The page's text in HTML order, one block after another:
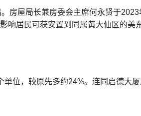
房屋局长兼房委会主席何永贤于
响居民可获安置到同属黄大仙区的美
位，较原先多约24%。连同启德大